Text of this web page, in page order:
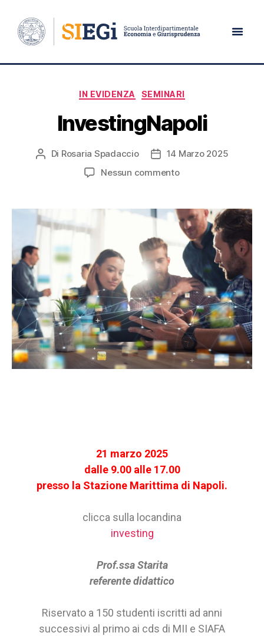
Giorno:
IN EVIDENZA SEMINARI
InvestingNapoli
Di Rosaria Spadaccio
14 Marzo 2025
Nessun commento
21 marzo 2025
dalle 9.00 alle 17.00
presso la Stazione Marittima di Napoli.
clicca sulla locandina
investing
Prof.ssa Starita
referente didattico
Riservato a 150 studenti iscritti ad anni
successivi al primo ai cds di MII e SIAFA